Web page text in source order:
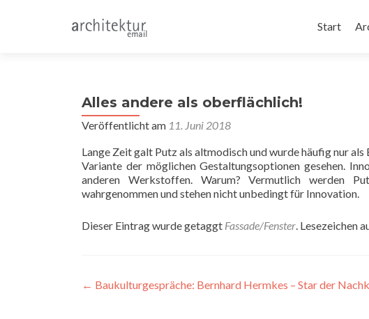
Inhalt
Start
Alles andere als oberflächlich!
Veröffentlicht am 11. Juni 2018
Lange Zeit galt Putz als altmodisch und wurde häufig nur als
Variante der möglichen Gestaltungsoptionen gesehen.
anderen Werkstoffen. Warum? Vermutlich werden
wahrgenommen und stehen nicht unbedingt für Innovation.
Dieser Eintrag wurde getaggt Fassade/Fenster. Lesezeichen
Beitragsnavigation
← Baukulturgespräche: Bernhard Hermkes – Star der